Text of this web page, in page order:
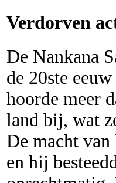
Verdorven
De Nankana
de 20ste
hoorde meer
land bij, wat
De macht
en hij